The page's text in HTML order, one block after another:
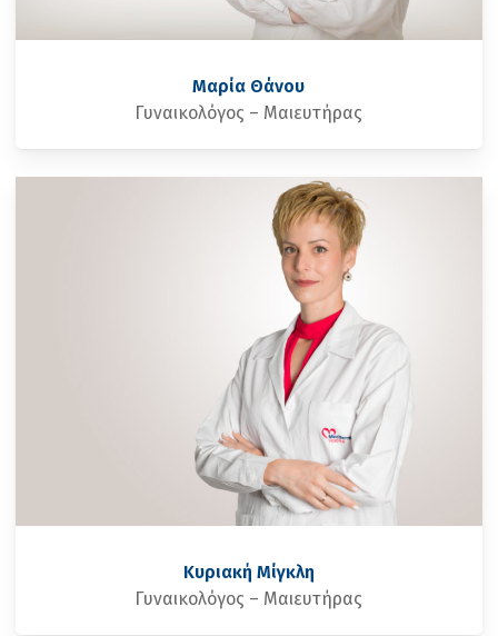
Μαρία Θάνου
Γυναικολόγος – Μαιευτήρας
Κυριακή Μίγκλη
Γυναικολόγος – Μαιευτήρας